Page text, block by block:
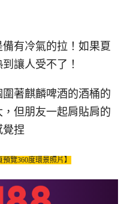
有冷氣的拉！如果夏
讓人受不了！
著麒麟啤酒的酒桶的
但朋友一起肩貼肩的
覺捏
覽360度環景照片】